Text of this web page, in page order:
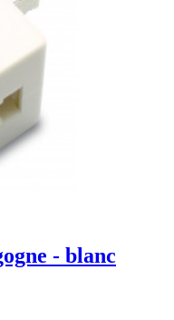
- blanc